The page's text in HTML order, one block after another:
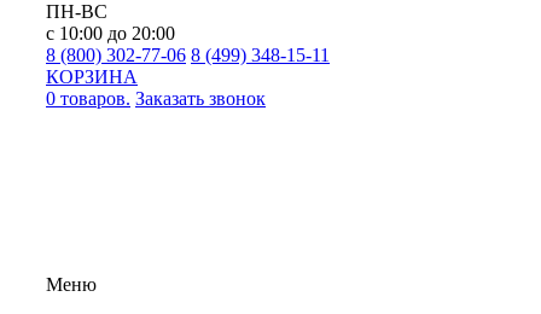
ПН-ВС
с 10:00 до 20:00
8 (800) 302-77-06 8 (499) 348-15-11
КОРЗИНА
0 товаров. Заказать звонок
Меню